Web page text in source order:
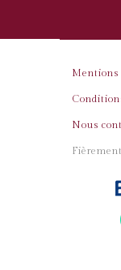
Mentions
Nous